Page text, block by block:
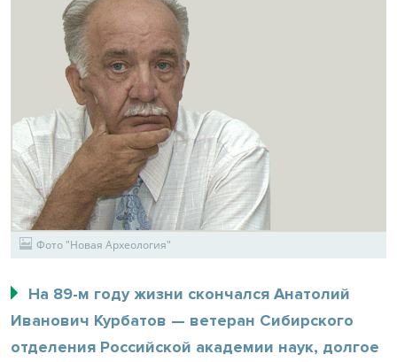
Фото "Новая Археология"
На 89-м году жизни скончался Анатолий
Иванович Курбатов — ветеран Сибирского
отделения Российской академии наук, долгое